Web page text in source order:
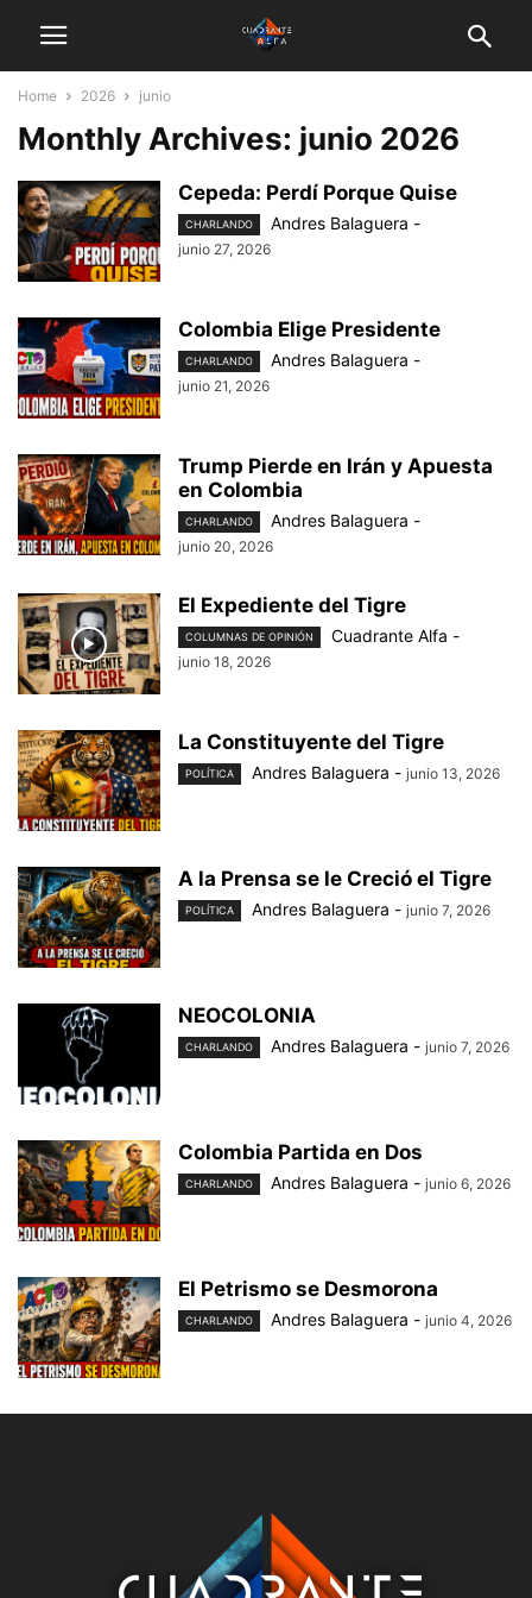
Home 2026 junio
Monthly Archives: junio 2026
Cepeda: Perdí Porque Quise
CHARLANDO Andres Balaguera -
junio 27, 2026
Colombia Elige Presidente
CHARLANDO Andres Balaguera -
junio 21, 2026
Trump Pierde en Irán y Apuesta
en Colombia
CHARLANDO Andres Balaguera -
junio 20, 2026
El Expediente del Tigre
COLUMNAS DE OPINIÓN Cuadrante Alfa -
junio 18, 2026
La Constituyente del Tigre
POLÍTICA Andres Balaguera - junio 13, 2026
A la Prensa se le Creció el Tigre
POLÍTICA Andres Balaguera - junio 7, 2026
NEOCOLONIA
CHARLANDO Andres Balaguera - junio 7, 2026
Colombia Partida en Dos
CHARLANDO Andres Balaguera - junio 6, 2026
El Petrismo se Desmorona
CHARLANDO Andres Balaguera - junio 4, 2026